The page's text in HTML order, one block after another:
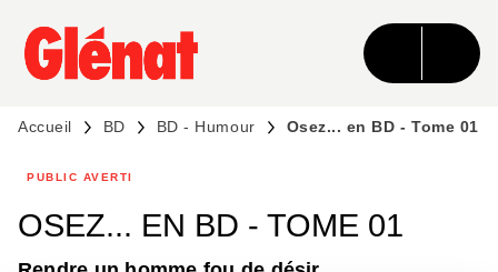
MENU RECHERCHE CONTENU
PIED DE PAGE
Accueil BD BD - Humour Osez... en BD - Tome 01
PUBLIC AVERTI
OSEZ... EN BD - TOME 01